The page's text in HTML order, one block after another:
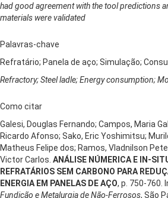
had good agreement with the tool predictions
materials were validated
Palavras-chave
Refratário; Panela de aço; Simulação;
Refractory; Steel ladle; Energy consumption;
Como citar
Galesi, Douglas Fernando; Campos, Maria
Ricardo Afonso; Sako, Eric Yoshimitsu;
Matheus Felipe dos; Ramos, Vladnilson
Victor Carlos. ANÁLISE NÚMERICA E IN-
REFRATÁRIOS SEM CARBONO PARA
ENERGIA EM PANELAS DE AÇO, p. 750-760.
Fundição e Metalurgia de Não-Ferrosos, São